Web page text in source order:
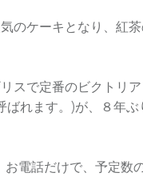
のケーキとなり、紅
スで定番のビクトリ
ばれます。)が、８年
電話だけで、予定数